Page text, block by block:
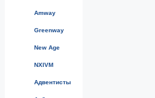
Amway
Greenway
New Age
NXIVM
Адвентисты